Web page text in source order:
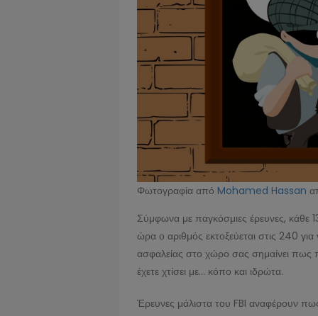
Φωτογραφία από Mohamed Hassan
Σύμφωνα με παγκόσμιες έρευνες, κάθε
ώρα ο αριθμός εκτοξεύεται στις 240
ασφαλείας στο χώρο σας σημαίνει πως
έχετε χτίσει με… κόπο και ιδρώτα.
Έρευνες μάλιστα του FBI αναφέρουν